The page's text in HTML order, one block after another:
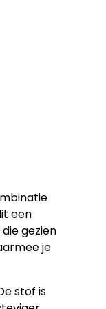
een
gezien
je
stof is